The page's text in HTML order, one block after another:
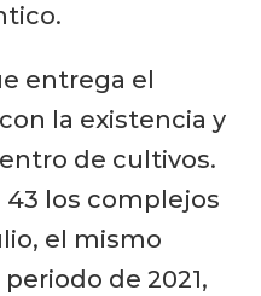
entrega el
la existencia y
de cultivos.
43 los complejos
el mismo
de 2021,